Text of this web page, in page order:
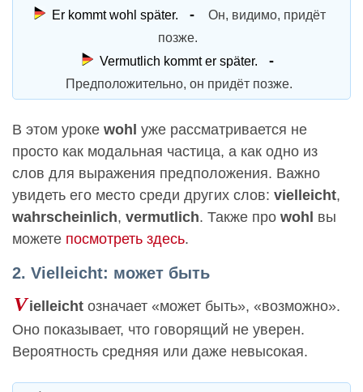
Er kommt wohl später.
Он, видимо, придёт
позже.
Vermutlich kommt er später.
Предположительно, он придёт позже.
В этом уроке wohl уже рассматривается не
просто как модальная частица, а как одно из
слов для выражения предположения. Важно
увидеть его место среди других слов: vielleicht,
wahrscheinlich, vermutlich. Также про wohl вы
можете посмотреть здесь.
2. Vielleicht: может быть
Vielleicht означает «может быть», «возможно».
Оно показывает, что говорящий не уверен.
Вероятность средняя или даже невысокая.